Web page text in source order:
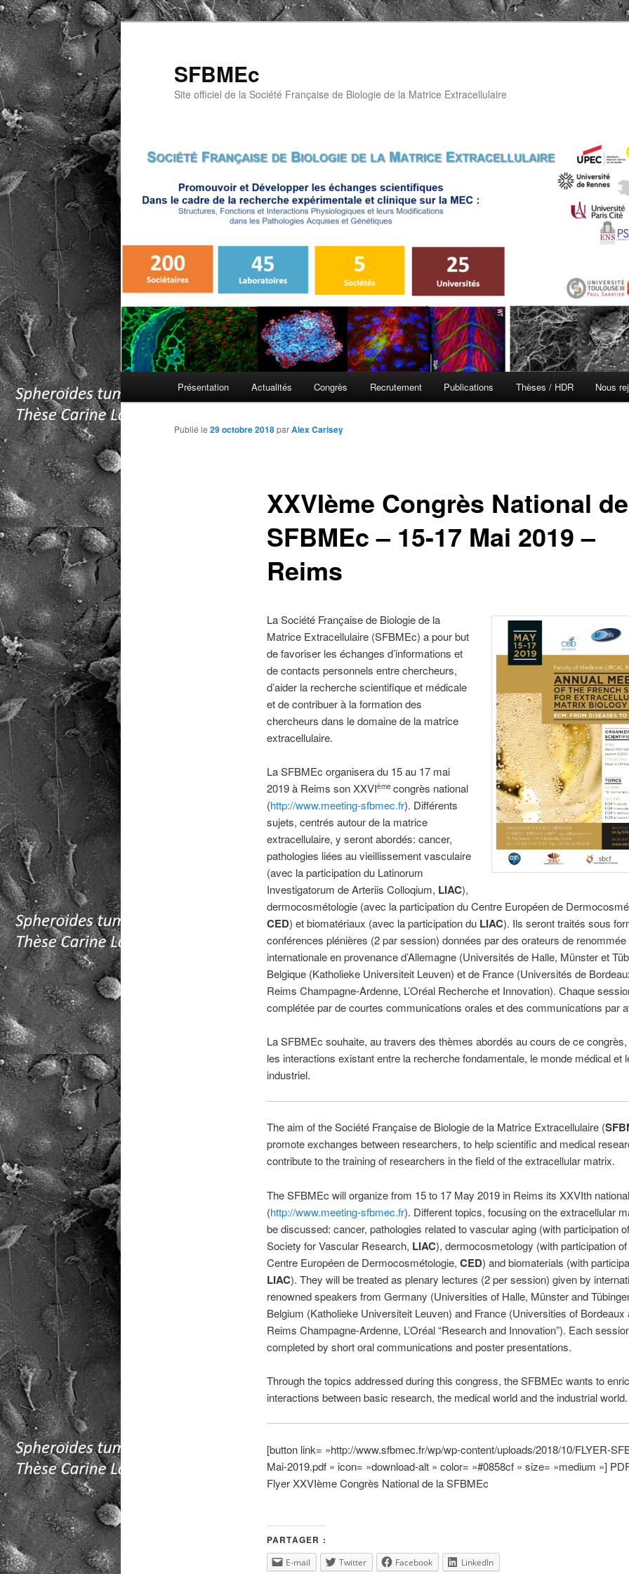
Aller
au
contenu
principal
SFBMEc
Site officiel de la Société Française de Biologie de la Matrice Extracellulaire
Présentation Actualités Congrès Recrutement Publications Thèses / HDR Nous
XXVIème Congrès National
SFBMEc – 15-17 Mai 2019 –
Reims
Publié le 29 octobre 2018parAlex Carisey
La Société Française de Biologie de la
Matrice Extracellulaire (SFBMEc) a pour but
de favoriser les échanges d’informations et
de contacts personnels entre chercheurs,
d’aider la recherche scientifique et médicale
et de contribuer à la formation des
chercheurs dans le domaine de la matrice
extracellulaire.
La SFBMEc organisera du 15 au 17 mai
2019 à Reims son XXVIème congrès national
(http://www.meeting-sfbmec.fr). Différents
sujets, centrés autour de la matrice
extracellulaire, y seront abordés: cancer,
pathologies liées au vieillissement vasculaire
(avec la participation du Latinorum
Investigatorum de Arteriis Colloqium, LIAC),
dermocosmétologie (avec la participation du Centre Européen de
CED) et biomatériaux (avec la participation du LIAC). Ils seront traités sous
conférences plénières (2 par session) données par des orateurs de renommée
internationale en provenance d’Allemagne (Universités de Halle, Münster et
Belgique (Katholieke Universiteit Leuven) et de France (Universités de
Reims Champagne-Ardenne, L’Oréal Recherche et Innovation). Chaque
complétée par de courtes communications orales et des communications par
La SFBMEc souhaite, au travers des thèmes abordés au cours de ce
les interactions existant entre la recherche fondamentale, le monde médical et
industriel.
The aim of the Société Française de Biologie de la Matrice Extracellulaire (
promote exchanges between researchers, to help scientific and medical
contribute to the training of researchers in the field of the extracellular matrix.
The SFBMEc will organize from 15 to 17 May 2019 in Reims its XXVIth
(http://www.meeting-sfbmec.fr). Different topics, focusing on the extracellular
be discussed: cancer, pathologies related to vascular aging (with participation
Society for Vascular Research, LIAC), dermocosmetology (with participation
Centre Européen de Dermocosmétologie, CED) and biomaterials (with
LIAC). They will be treated as plenary lectures (2 per session) given by
renowned speakers from Germany (Universities of Halle, Münster and
Belgium (Katholieke Universiteit Leuven) and France (Universities of Bordeaux
Reims Champagne-Ardenne, L’Oréal “Research and Innovation”). Each
completed by short oral communications and poster presentations.
Through the topics addressed during this congress, the SFBMEc wants to
interactions between basic research, the medical world and the industrial world.
[button link= »http://www.sfbmec.fr/wp/wp-content/uploads/2018/10/FLYER-
Mai-2019.pdf » icon= »download-alt » color= »#0858cf » size= »medium »]
Flyer XXVIème Congrès National de la SFBMEc
PARTAGER :
E-mail Twitter Facebook LinkedIn